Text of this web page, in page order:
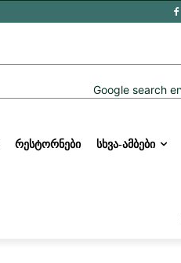
ᲠᲔᲡᲢᲝᲠᲜᲔᲑᲘ ᲡᲮᲕᲐ-ᲐᲛᲑᲔᲑᲘ